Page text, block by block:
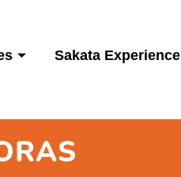
Sakata Experience